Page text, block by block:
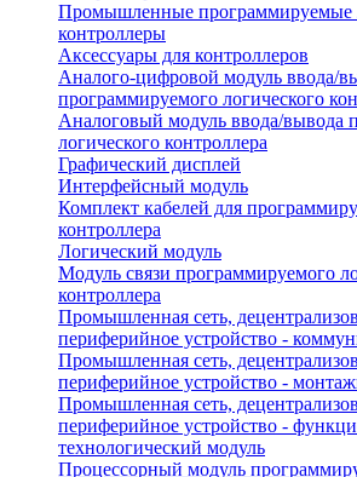
Промышленные программируемые
контроллеры
Аксессуары для контроллеров
Аналого-цифровой модуль ввода/
программируемого логического
Аналоговый модуль ввода/вывода
логического контроллера
Графический дисплей
Интерфейсный модуль
Комплект кабелей для
контроллера
Логический модуль
Модуль связи программируемого
контроллера
Промышленная сеть,
периферийное устройство -
Промышленная сеть,
периферийное устройство -
Промышленная сеть,
периферийное устройство -
технологический модуль
Процессорный модуль